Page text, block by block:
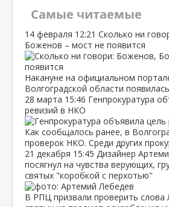
Самые читаемые
14 февраля 12:21 Сколько ни
Боженов – мост не появится
Накануне на официальном
Волгоградской области
28 марта 15:46 Генпрокуратура
ревизий в НКО
Как сообщалось ранее, в
проверок НКО. Среди других
21 декабря 15:45 Дизайнер
посягнул на чувства верующих,
святых "коробкой с перхотью"
В РПЦ призвали проверить